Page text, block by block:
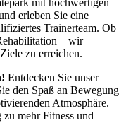
erleben Sie eine
Trainerteam. Ob
– wir
zu erreichen.
Entdecken Sie unser
den Spaß an Bewegung
Atmosphäre.
mehr Fitness und